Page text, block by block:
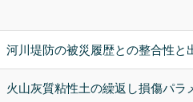
河川堤防の被災履歴との整合性
火山灰質粘性土の繰返し損傷パ